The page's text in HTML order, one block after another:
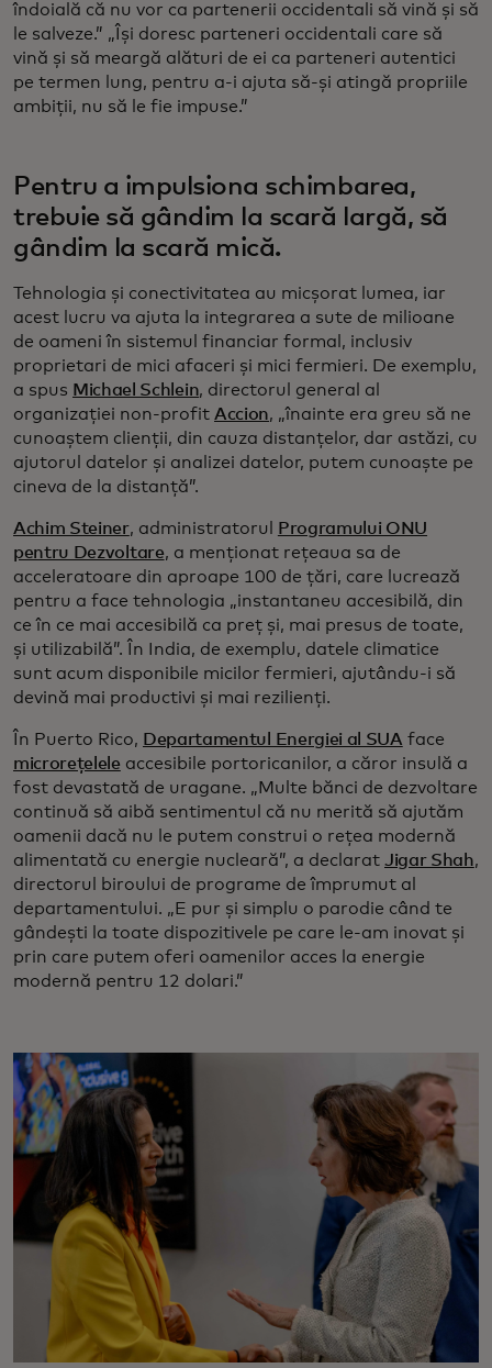
îndoială că nu vor ca partenerii occidentali să vină și să
le salveze.” „Își doresc parteneri occidentali care să
vină și să meargă alături de ei ca parteneri autentici
pe termen lung, pentru a-i ajuta să-și atingă propriile
ambiții, nu să le fie impuse.”
Pentru a impulsiona schimbarea,
trebuie să gândim la scară largă, să
gândim la scară mică.
Tehnologia și conectivitatea au micșorat lumea, iar
acest lucru va ajuta la integrarea a sute de milioane
de oameni în sistemul financiar formal, inclusiv
proprietari de mici afaceri și mici fermieri. De exemplu,
a spus Michael Schlein, directorul general al
organizației non-profit Accion, „înainte era greu să ne
cunoaștem clienții, din cauza distanțelor, dar astăzi, cu
ajutorul datelor și analizei datelor, putem cunoaște pe
cineva de la distanță”.
Achim Steiner, administratorul
Programului ONU
pentru Dezvoltare, a menționat rețeaua sa de
acceleratoare din aproape 100 de țări, care lucrează
pentru a face tehnologia „instantaneu accesibilă, din
ce în ce mai accesibilă ca preț și, mai presus de toate,
și utilizabilă”. În India, de exemplu, datele climatice
sunt acum disponibile micilor fermieri, ajutându-i să
devină mai productivi și mai rezilienți.
În Puerto Rico, Departamentul Energiei al SUA face
microrețelele accesibile portoricanilor, a căror insulă a
fost devastată de uragane. „Multe bănci de dezvoltare
continuă să aibă sentimentul că nu merită să ajutăm
oamenii dacă nu le putem construi o rețea modernă
alimentată cu energie nucleară”, a declarat Jigar Shah,
directorul biroului de programe de împrumut al
departamentului. „E pur și simplu o parodie când te
gândești la toate dispozitivele pe care le-am inovat și
prin care putem oferi oamenilor acces la energie
modernă pentru 12 dolari.”